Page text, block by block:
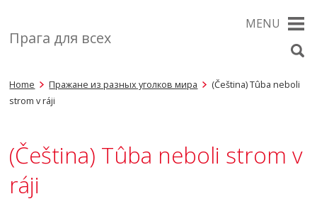
Прага для всех
MENU
Home Пражане из разных уголков мира
(Čeština) Tûba neboli
strom v ráji
(Čeština) Tûba neboli strom v
ráji